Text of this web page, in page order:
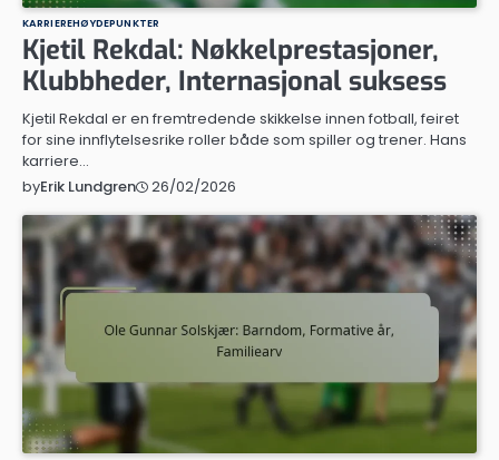
KARRIEREHØYDEPUNKTER
Kjetil Rekdal: Nøkkelprestasjoner,
Klubbheder, Internasjonal suksess
Kjetil Rekdal er en fremtredende skikkelse innen fotball, feiret
for sine innflytelsesrike roller både som spiller og trener. Hans
karriere…
byErik Lundgren 26/02/2026